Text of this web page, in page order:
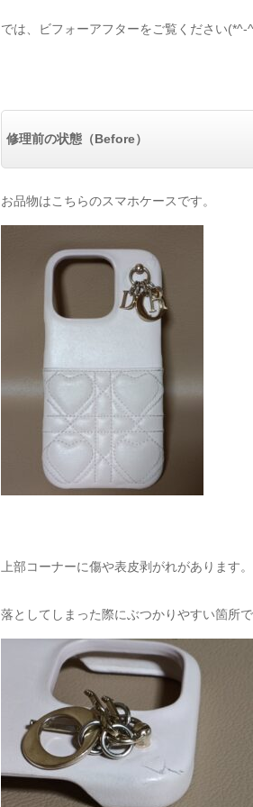
では、ビフォーアフターをご覧ください(*^-
修理前の状態（Before）
お品物はこちらのスマホケースです。
上部コーナーに傷や表皮剥がれがあります。
落としてしまった際にぶつかりやすい箇所